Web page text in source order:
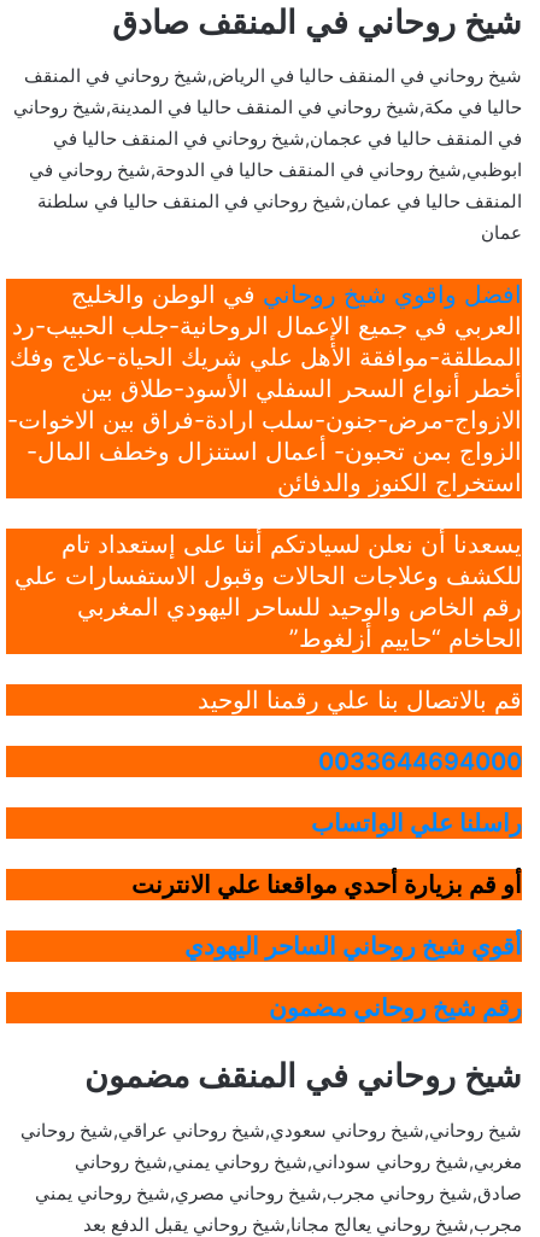
شيخ روحاني في المنقف صادق
شيخ روحاني في المنقف حاليا في الرياض,شيخ روحاني في المنقف
حاليا في مكة,شيخ روحاني في المنقف حاليا في المدينة,شيخ روحاني
في المنقف حاليا في عجمان,شيخ روحاني في المنقف حاليا في
ابوظبي,شيخ روحاني في المنقف حاليا في الدوحة,شيخ روحاني في
المنقف حاليا في عمان,شيخ روحاني في المنقف حاليا في سلطنة
عمان
افضل واقوي شيخ روحاني في الوطن والخليج
العربي في جميع الإعمال الروحانية-جلب الحبيب-رد
المطلقة-موافقة الأهل علي شريك الحياة-علاج وفك
أخطر أنواع السحر السفلي الأسود-طلاق بين
الازواج-مرض-جنون-سلب ارادة-فراق بين الاخوات-
الزواج بمن تحبون- أعمال استنزال وخطف المال-
استخراج الكنوز والدفائن
يسعدنا أن نعلن لسيادتكم أننا على إستعداد تام
للكشف وعلاجات الحالات وقبول الاستفسارات علي
رقم الخاص والوحيد للساحر اليهودي المغربي
الحاخام “حاييم أزلغوط”
قم بالاتصال بنا علي رقمنا الوحيد
0033644694000
راسلنا علي الواتساب
أو قم بزيارة أحدي مواقعنا علي الانترنت
أقوي شيخ روحاني الساحر اليهودي
رقم شيخ روحاني مضمون
شيخ روحاني في المنقف مضمون
شيخ روحاني,شيخ روحاني سعودي,شيخ روحاني عراقي,شيخ روحاني
مغربي,شيخ روحاني سوداني,شيخ روحاني يمني,شيخ روحاني
صادق,شيخ روحاني مجرب,شيخ روحاني مصري,شيخ روحاني يمني
مجرب,شيخ روحاني يعالج مجانا,شيخ روحاني يقبل الدفع بعد